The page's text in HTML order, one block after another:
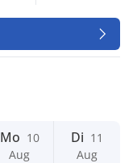
Mo 10
Aug
Di 11
Aug